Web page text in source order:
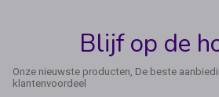
Blijf op de
Onze nieuwste producten, De beste
klantenvoordeel